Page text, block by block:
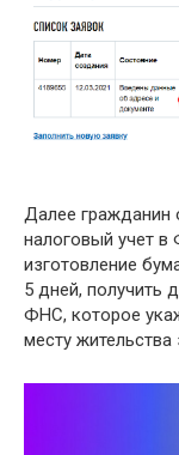
Далее гражданин
налоговый учет в
изготовление
5 дней, получить
ФНС, которое
месту жительства